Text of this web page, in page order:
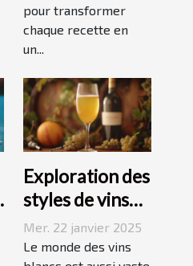
pour transformer
chaque recette en
un...
Exploration des
styles de vins
blancs issus de
vignobles
Mer. 22 janvier 2025
Le monde des vins